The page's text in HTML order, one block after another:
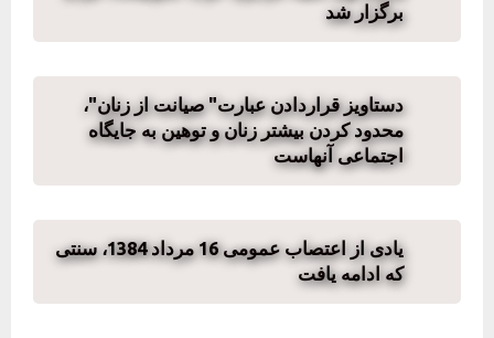
برگزار شد
دستاویز قراردادن عبارت" صیانت از زنان"،
محدود کردن بیشتر زنان و توهین به جایگاه
اجتماعی آنهاست
یادی از اعتصاب عمومی 16 مرداد 1384، سنتی
که ادامه یافت